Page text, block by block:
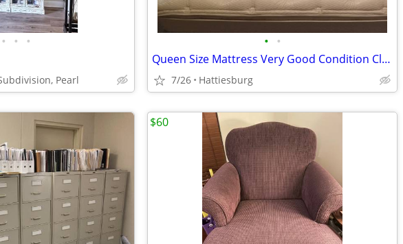
• • •
Pearl
• •
Queen Size Mattress Very Good Condition Clean
7/26 Hattiesburg
$60